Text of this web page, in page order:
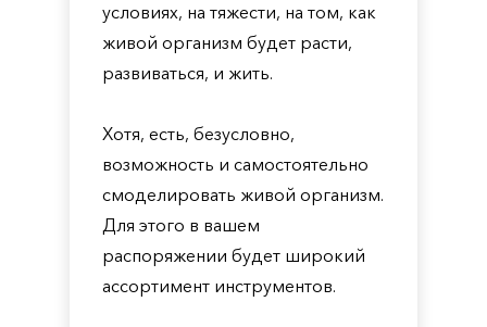
условиях, на тяжести, на том, как
живой организм будет расти,
развиваться, и жить.
Хотя, есть, безусловно,
возможность и самостоятельно
смоделировать живой организм.
Для этого в вашем
распоряжении будет широкий
ассортимент инструментов.